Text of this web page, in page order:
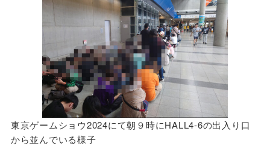
東京ゲームショウ2024にて朝９時にHALL4-6の出入り口
から並んでいる様子